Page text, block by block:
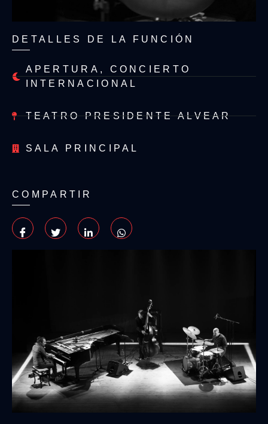
DETALLES DE LA FUNCIÓN
APERTURA , CONCIERTO
INTERNACIONAL
TEATRO PRESIDENTE ALVEAR
SALA PRINCIPAL
COMPARTIR